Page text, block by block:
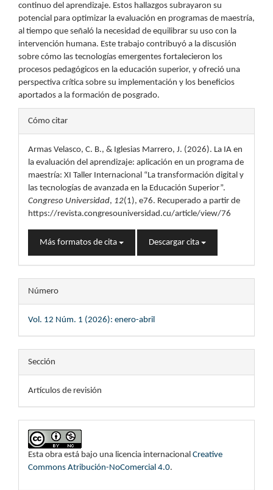
continuo del aprendizaje. Estos hallazgos subrayaron su
potencial para optimizar la evaluación en programas de maestría,
al tiempo que señaló la necesidad de equilibrar su uso con la
intervención humana. Este trabajo contribuyó a la discusión
sobre cómo las tecnologías emergentes fortalecieron los
procesos pedagógicos en la educación superior, y ofreció una
perspectiva crítica sobre su implementación y los beneficios
aportados a la formación de posgrado.
Detalles
del
artículo
Cómo citar
Armas Velasco, C. B., & Iglesias Marrero, J. (2026). La IA en
la evaluación del aprendizaje: aplicación en un programa de
maestría: XI Taller Internacional “La transformación digital y
las tecnologías de avanzada en la Educación Superior”.
Congreso Universidad, 12(1), e76. Recuperado a partir de
https://revista.congresouniversidad.cu/article/view/76
Más formatos de cita Descargar cita
Número
Vol. 12 Núm. 1 (2026): enero-abril
Sección
Artículos de revisión
Esta obra está bajo una licencia internacional Creative
Commons Atribución-NoComercial 4.0.